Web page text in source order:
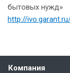
бытовых нужд»
http://
Компания